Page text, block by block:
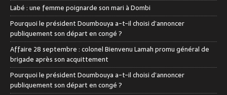
Labé : une femme poignarde son mari à Dombi
Pourquoi le président Doumbouya a-t-il choisi d’annoncer
publiquement son départ en congé ?
Affaire 28 septembre : colonel Bienvenu Lamah promu général de
brigade après son acquittement
Pourquoi le président Doumbouya a-t-il choisi d’annoncer
publiquement son départ en congé ?